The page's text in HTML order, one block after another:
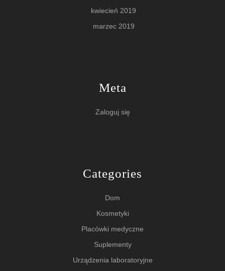
kwiecień 2019
marzec 2019
Meta
Zaloguj się
Categories
Dom
Kosmetyki
Placówki medyczne
Suplementy
Urządzenia laboratoryjne